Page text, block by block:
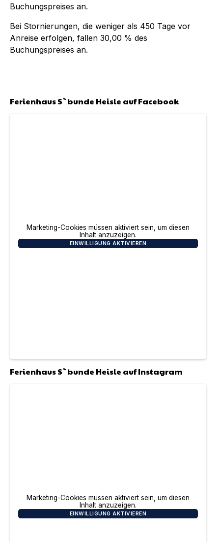
Buchungspreises an.
Bei Stornierungen, die weniger als 450 Tage vor
Anreise erfolgen, fallen 30,00 % des
Buchungspreises an.
Ferienhaus S`bunde Heisle auf Facebook
Marketing-Cookies müssen aktiviert sein, um diesen
Inhalt anzuzeigen.
EINWILLIGUNG AKTIVIEREN
Ferienhaus S`bunde Heisle auf Instagram
Marketing-Cookies müssen aktiviert sein, um diesen
Inhalt anzuzeigen.
EINWILLIGUNG AKTIVIEREN